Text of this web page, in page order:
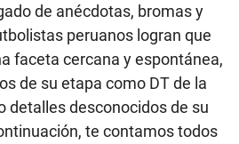
de anécdotas, bromas y
peruanos logran que
faceta cercana y espontánea,
de su etapa como DT de la
detalles desconocidos de su
te contamos todos